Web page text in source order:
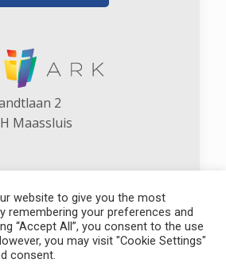
2
Maassluis
- NGK Maassluis
website to give you the most
remembering your preferences and
“Accept All”, you consent to the use
you may visit "Cookie Settings"
consent.